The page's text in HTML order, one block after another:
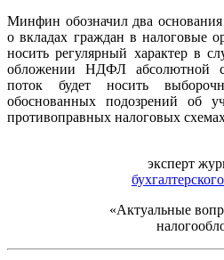
Минфин обозначил два
о вкладах граждан в налоговые
носить регулярный характер в
обложении НДФЛ абсолютной
поток будет носить
обоснованных подозрений об
противоправных налоговых
эксперт
«Актуальные